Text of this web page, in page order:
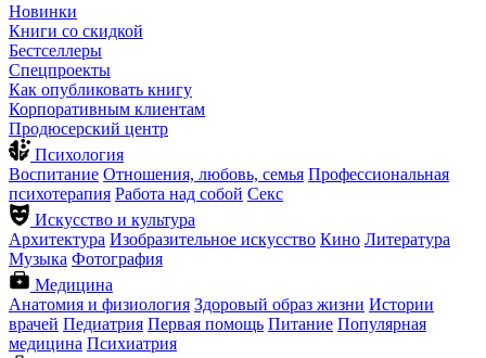
Новинки
Книги со скидкой
Бестселлеры
Спецпроекты
Как опубликовать книгу
Корпоративным клиентам
Продюсерский центр
Психология
Воспитание Отношения, любовь, семья Профессиональная
психотерапия Работа над собой Секс
Искусство и культура
Архитектура Изобразительное искусство Кино Литература
Музыка Фотография
Медицина
Анатомия и физиология Здоровый образ жизни Истории
врачей Педиатрия Первая помощь Питание Популярная
медицина Психиатрия